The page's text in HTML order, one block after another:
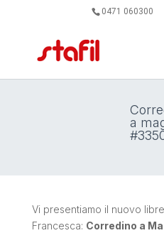
0471 060300
a
Vi presentiamo il nuovo
Francesca: Corredino a